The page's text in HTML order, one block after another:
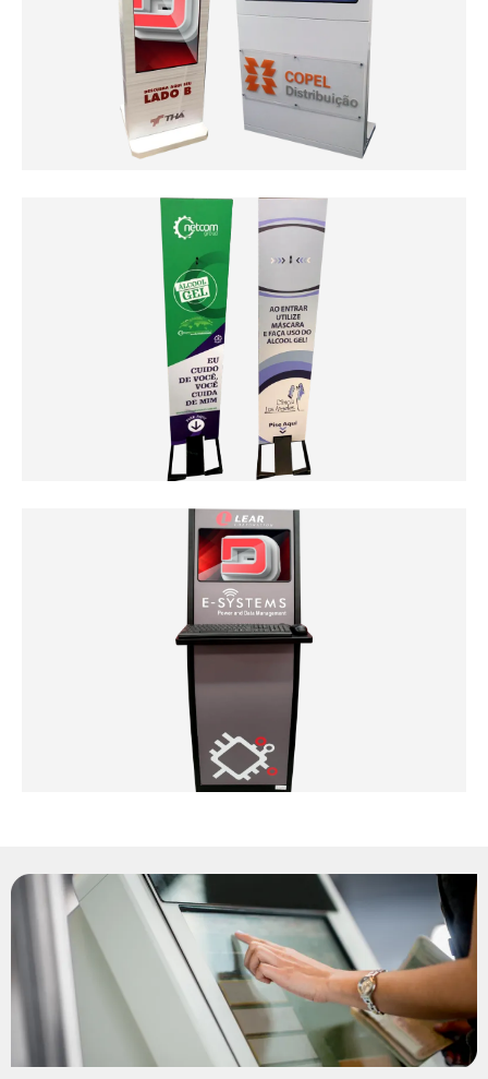
Totem Carregador de Celular
Clique Aqui
Totem Multimídia
Clique Aqui
Totem Álcool Gel